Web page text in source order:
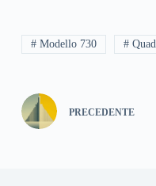
# Modello 730 #
PRECEDENTE